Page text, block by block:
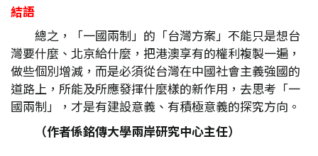
結語
總之，「一國兩制」的「台灣方案」不能只是想台
灣要什麼、北京給什麼，把港澳享有的權利複製一遍，
做些個別增減，而是必須從台灣在中國社會主義強國的
道路上，所能及所應發揮什麼樣的新作用，去思考「一
國兩制」，才是有建設意義、有積極意義的探究方向。
（作者係銘傳大學兩岸研究中心主任）